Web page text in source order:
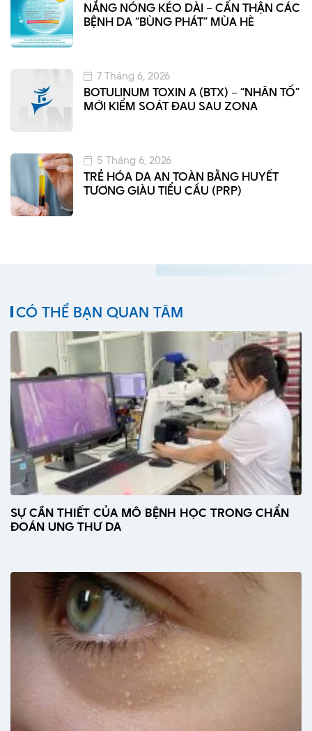
NẮNG NÓNG KÉO DÀI – CẨN THẬN CÁC
BỆNH DA “BÙNG PHÁT” MÙA HÈ
BOTULINUM TOXIN A (BTX) – “NHÂN TỐ”
MỚI KIỂM SOÁT ĐAU SAU ZONA
7 Tháng 6, 2026
TRẺ HÓA DA AN TOÀN BẰNG HUYẾT
TƯƠNG GIÀU TIỂU CẦU (PRP)
5 Tháng 6, 2026
CÓ THỂ BẠN QUAN TÂM
SỰ CẦN THIẾT CỦA MÔ BỆNH HỌC TRONG CHẨN
ĐOÁN UNG THƯ DA